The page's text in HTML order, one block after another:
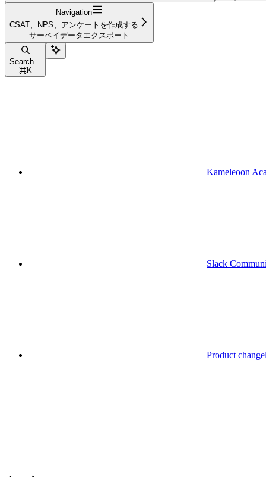
Navigation
CSAT、NPS、アンケートを作成する
サーベイデータエクスポート
Search...
⌘K
Kameleoon
Slack
Product